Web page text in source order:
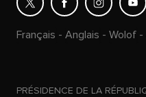
Français - Anglais - Wolof -
PRÉSIDENCE DE LA